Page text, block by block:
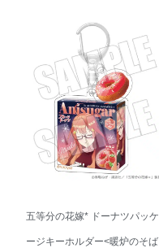
五等分の花嫁* ドーナツパッケ
ージキーホルダー<暖炉のそば